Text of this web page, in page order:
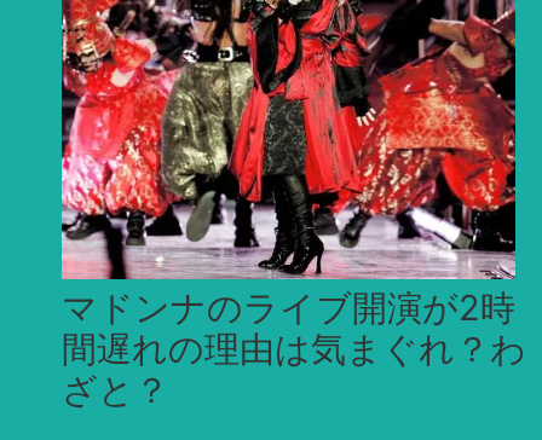
マドンナのライブ開演が2時
間遅れの理由は気まぐれ？わ
ざと？